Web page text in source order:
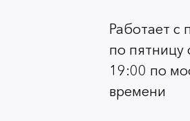
Работает с
по пятницу
19:00 по
времени